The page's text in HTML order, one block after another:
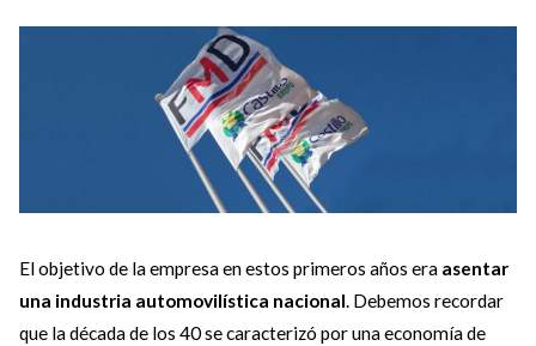
El objetivo de la empresa en estos primeros años era asentar
una industria automovilística nacional. Debemos recordar
que la década de los 40 se caracterizó por una economía de